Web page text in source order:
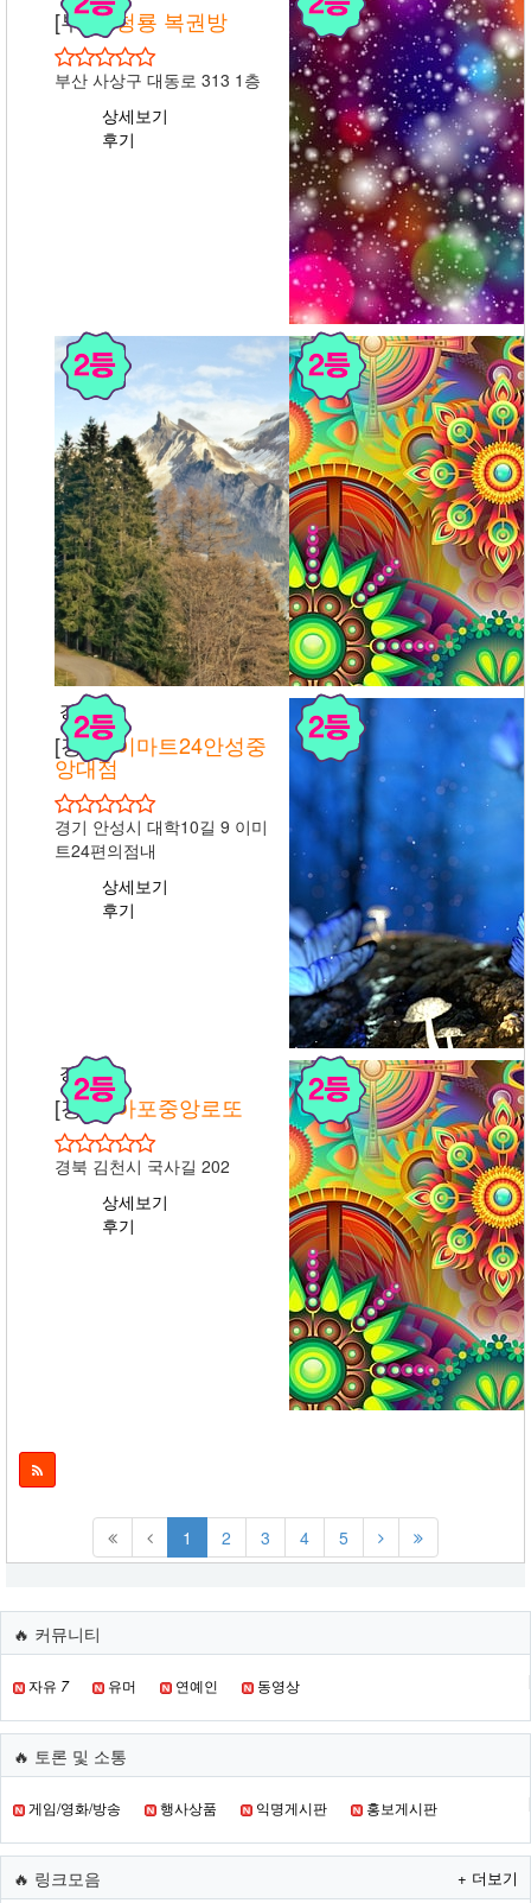
[부산]청룡 복권방
부산 사상구 대동로 313 1층
상세보기
후기
대구
[대구]에이티 칠오커피
(AT 75 Coffee)
대구 남구 대봉로 75 1층 에이
티 칠오커피(AT 75 Coffee)
상세보기
후기
상세보기
후기
전남
[전남] 광주돗자리
전남광주 동구 무등로 317 1층
상세보기
후기
경기
[경기]이마트24안성중
앙대점
경기 안성시 대학10길 9 이미
트24편의점내
상세보기
후기
경북
[경북]생활용품abm복
권방
경북 안동시 경북대로 476 1층
미니마트 송현점
상세보기
후기
경북
[경북]아포중앙로또
경북 김천시 국사길 202
상세보기
후기
[서울]한방복권판매점
1층 102호
상세보기
1 2 3 4 5
🔥 커뮤니티
자유 7 유머 연예인 동영상
🔥 토론 및 소통
게임/영화/방송 행사상품 익명게시판 홍보게시판
🔥 링크모음 + 더보기